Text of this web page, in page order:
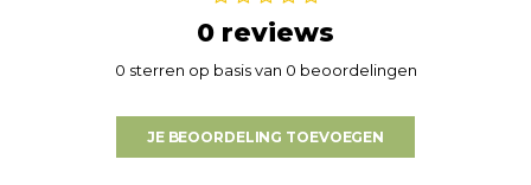
0 reviews
0 sterren op basis van 0 beoordelingen
JE BEOORDELING TOEVOEGEN